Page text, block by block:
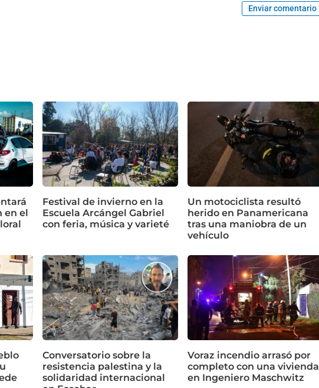
Enviar comentario
en el
Festival de invierno en la
Escuela Arcángel Gabriel
con feria, música y varieté
Un motociclista resultó
herido en Panamericana
tras una maniobra de un
vehículo
Conversatorio sobre la
resistencia palestina y la
solidaridad internacional
Voraz incendio arrasó por
completo con una vivienda
en Ingeniero Maschwitz